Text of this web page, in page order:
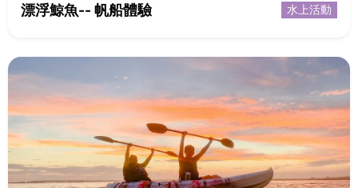
漂浮鯨魚-- 帆船體驗 水上活動